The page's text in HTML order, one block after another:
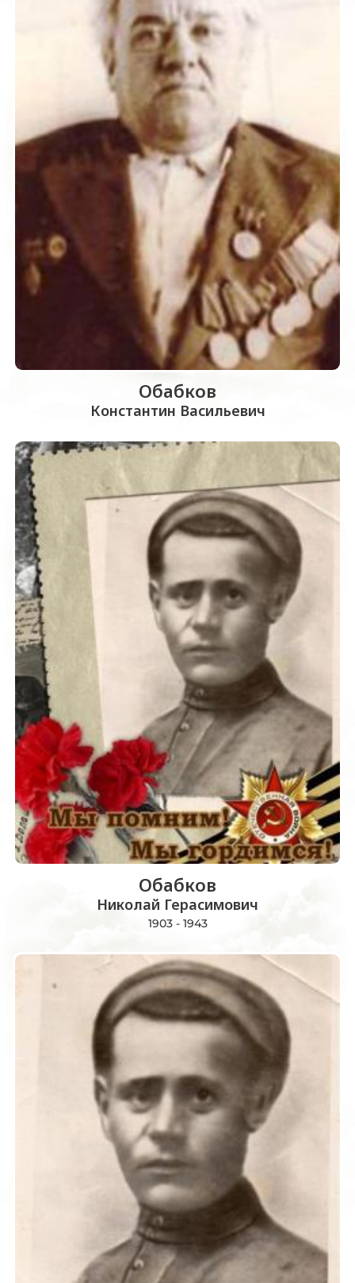
Обабков
Константин Васильевич
Обабков
Николай Герасимович
1903 - 1943